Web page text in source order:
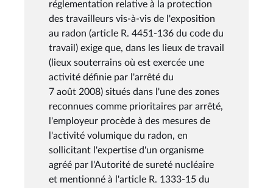
réglementation relative à la protection
des travailleurs vis-à-vis de l'exposition
au radon (article R. 4451-136 du code du
travail) exige que, dans les lieux de travail
(lieux souterrains où est exercée une
activité définie par l'arrêté du
7 août 2008) situés dans l'une des zones
reconnues comme prioritaires par arrêté,
l'employeur procède à des mesures de
l'activité volumique du radon, en
sollicitant l'expertise d'un organisme
agréé par l'Autorité de sureté nucléaire
et mentionné à l'article R. 1333-15 du